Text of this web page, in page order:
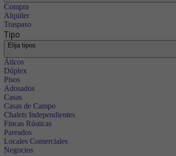
Compra
Alquiler
Traspaso
Tipo
Elija tipos
Áticos
Dúplex
Pisos
Adosados
Casas
Casas de Campo
Chalets Independientes
Fincas Rústicas
Pareados
Locales Comerciales
Negocios